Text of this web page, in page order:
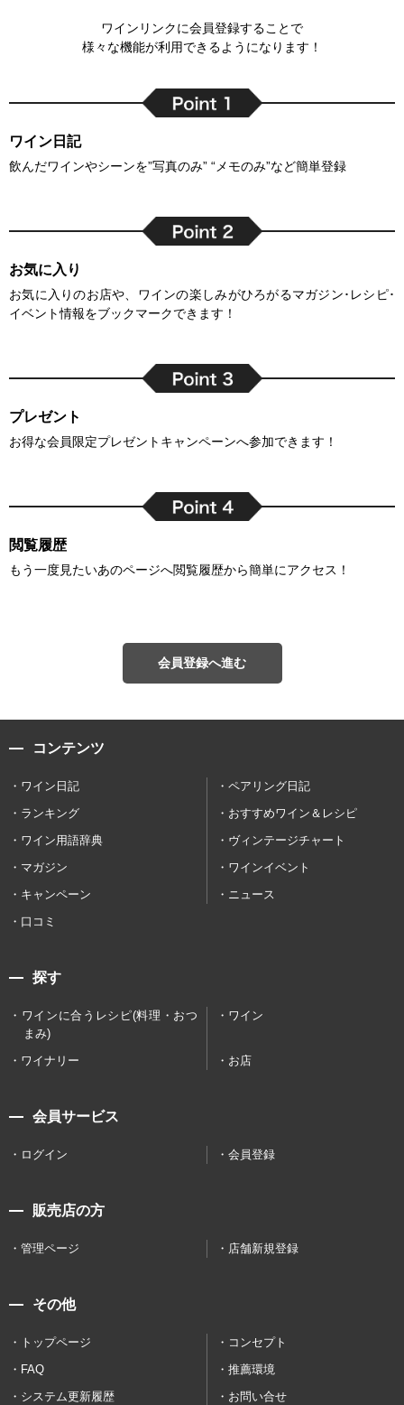
ワインリンクに会員登録することで
様々な機能が利用できるようになります！
ワイン日記
飲んだワインやシーンを”写真のみ” “メモのみ”など簡単登録
お気に入り
お気に入りのお店や、ワインの楽しみがひろがるマガジン･レシピ･
イベント情報をブックマークできます！
プレゼント
お得な会員限定プレゼントキャンペーンへ参加できます！
閲覧履歴
もう一度見たいあのページへ閲覧履歴から簡単にアクセス！
会員登録へ進む
コンテンツ
ワイン日記
ペアリング日記
ランキング
おすすめワイン＆レシピ
ワイン用語辞典
ヴィンテージチャート
マガジン
ワインイベント
キャンペーン
ニュース
口コミ
探す
ワインに合うレシピ(料理・おつ
まみ)
ワイン
ワイナリー お店
会員サービス
ログイン 会員登録
販売店の方
管理ページ 店舗新規登録
その他
トップページ
コンセプト
FAQ
推薦環境
システム更新履歴
お問い合せ